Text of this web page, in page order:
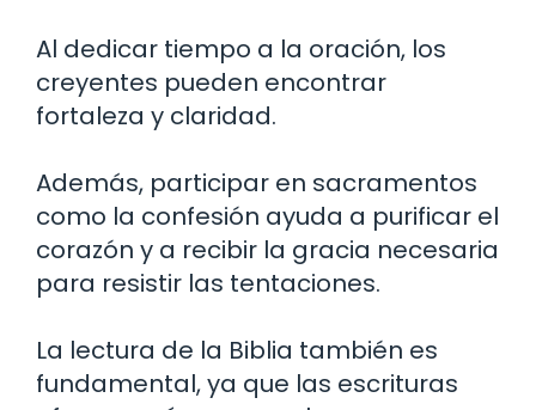
Al dedicar tiempo a la oración, los
creyentes pueden encontrar
fortaleza y claridad.
Además, participar en sacramentos
como la confesión ayuda a purificar el
corazón y a recibir la gracia necesaria
para resistir las tentaciones.
La lectura de la Biblia también es
fundamental, ya que las escrituras